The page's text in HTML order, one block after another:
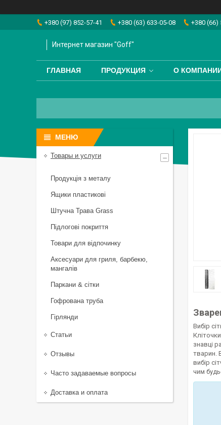
+380 (97) 852-57-41 +380 (63) 633-05-08 +380 (66)
Интернет магазин "Goff"
ГЛАВНАЯ ПРОДУКЦИЯ О КОМПАНИИ
Вибір
знавці
тварин.
вибір
чим
Товары и услуги
Продукція з металу
Ящики пластикові
Штучна Трава Grass
Підлогові покриття
Товари для відпочинку
Аксесуари для гриля, барбекю,
мангалів
Паркани & сітки
Гофрована труба
Гірлянди
Статьи
Отзывы
Часто задаваемые вопросы
Доставка и оплата